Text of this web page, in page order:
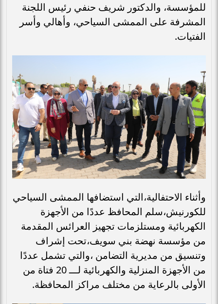
للمؤسسة، والدكتور شريف حنفي رئيس اللجنة
المشرفة على الممشى السياحي، وأهالي وأسر
الفتيات.
وأثناء الاحتفالية،التي استضافها الممشى السياحي
للكورنيش،سلم المحافظ عددًا من الأجهزة
الكهربائية ومستلزمات تجهيز العرائس المقدمة
من مؤسسة نهضة بني سويف،تحت إشراف
وتنسيق من مديرية التضامن ،والتي تشمل عددًا
من الأجهزة المنزلية والكهربائية لـــ 20 فتاة من
الأولى بالرعاية من مختلف مراكز المحافظة.